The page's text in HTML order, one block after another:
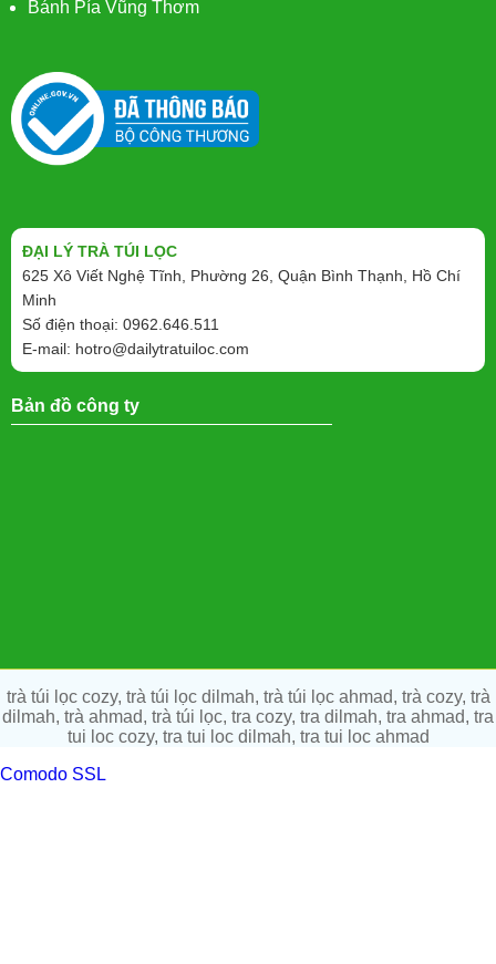
Bánh Pía Vũng Thơm
ĐẠI LÝ TRÀ TÚI LỌC
625 Xô Viết Nghệ Tĩnh, Phường 26, Quận Bình Thạnh, Hồ Chí
Minh
Số điện thoại: 0962.646.511
E-mail: hotro@dailytratuiloc.com
Bản đồ công ty
trà túi lọc cozy, trà túi lọc dilmah, trà túi lọc ahmad, trà cozy, trà
dilmah, trà ahmad, trà túi lọc, tra cozy, tra dilmah, tra ahmad, tra
tui loc cozy, tra tui loc dilmah, tra tui loc ahmad
Comodo SSL